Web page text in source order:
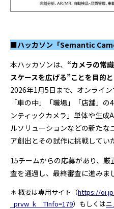
■ハッカソン「Semantic
本ハッカソンは、 “カメラの常
スケースを広げる”ことを目的と
2026年1月5日まで、オンライ
「車の中」「職場」「店舗」
ンティックカメラ」単体や生成
ルソリューションなどの新たな
ア創出とその試作に挑戦してい
15チームからの応募があり、
査を通過し、最終審査に進みま
＊ 概要は専用サイト（https://
_prvw_k__TInfo=179）もしくは